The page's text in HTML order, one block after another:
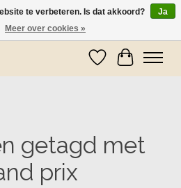
9 mei worden er weer pakketjes verzonden
Verlanglijst
getagd met
prix
te verbeteren. Is dat akkoord?
Ja
Meer over cookies »